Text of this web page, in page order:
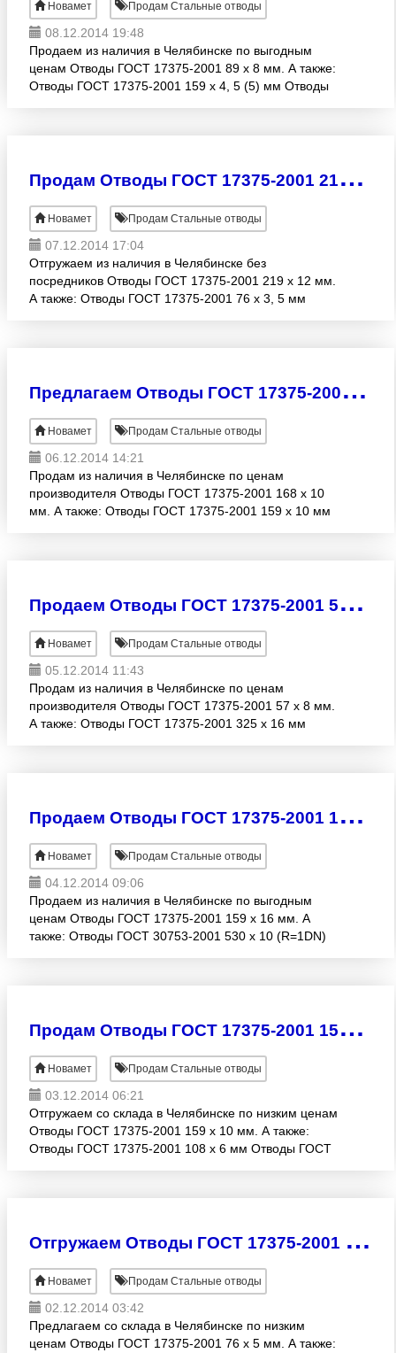
Новамет Продам Стальные отводы
08.12.2014 19:48
Продаем из наличия в Челябинске по выгодным
ценам Отводы ГОСТ 17375-2001 89 х 8 мм. А также:
Отводы ГОСТ 17375-2001 159 х 4, 5 (5) мм Отводы
П
родам Отводы ГОСТ 17375-2001 219 х 12 мм собственного производства
Новамет Продам Стальные отводы
07.12.2014 17:04
Отгружаем из наличия в Челябинске без
посредников Отводы ГОСТ 17375-2001 219 х 12 мм.
А также: Отводы ГОСТ 17375-2001 76 х 3, 5 мм
П
редлагаем Отводы ГОСТ 17375-2001 168 х 10 мм собственного производства
Новамет Продам Стальные отводы
06.12.2014 14:21
Продам из наличия в Челябинске по ценам
производителя Отводы ГОСТ 17375-2001 168 х 10
мм. А также: Отводы ГОСТ 17375-2001 159 х 10 мм
П
родаем Отводы ГОСТ 17375-2001 57 х 8 мм из наличия
Новамет Продам Стальные отводы
05.12.2014 11:43
Продам из наличия в Челябинске по ценам
производителя Отводы ГОСТ 17375-2001 57 х 8 мм.
А также: Отводы ГОСТ 17375-2001 325 х 16 мм
П
родаем Отводы ГОСТ 17375-2001 159 х 16 мм качество гарантируем
Новамет Продам Стальные отводы
04.12.2014 09:06
Продаем из наличия в Челябинске по выгодным
ценам Отводы ГОСТ 17375-2001 159 х 16 мм. А
также: Отводы ГОСТ 30753-2001 530 х 10 (R=1DN)
П
родам Отводы ГОСТ 17375-2001 159 х 10 мм со склада в Челябинске
Новамет Продам Стальные отводы
03.12.2014 06:21
Отгружаем со склада в Челябинске по низким ценам
Отводы ГОСТ 17375-2001 159 х 10 мм. А также:
Отводы ГОСТ 17375-2001 108 х 6 мм Отводы ГОСТ
О
тгружаем Отводы ГОСТ 17375-2001 76 х 5 мм по низким ценам
Новамет Продам Стальные отводы
02.12.2014 03:42
Предлагаем со склада в Челябинске по низким
ценам Отводы ГОСТ 17375-2001 76 х 5 мм. А также: